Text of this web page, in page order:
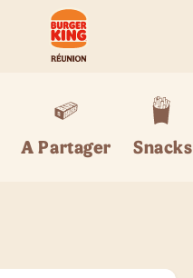
A Partager Snacks